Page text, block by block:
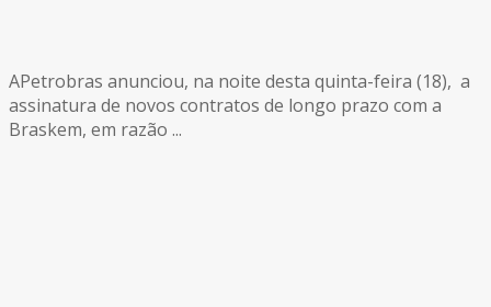
APetrobras anunciou, na noite desta quinta-feira (18), a
assinatura de novos contratos de longo prazo com a
Braskem, em razão ...